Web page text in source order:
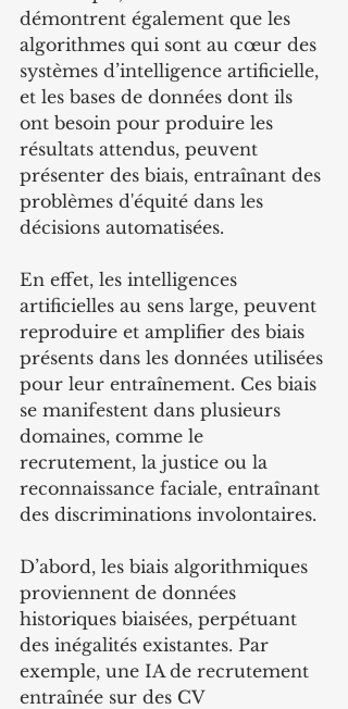
démontrent également que les
algorithmes qui sont au cœur des
systèmes d’intelligence artificielle,
et les bases de données dont ils
ont besoin pour produire les
résultats attendus, peuvent
présenter des biais, entraînant des
problèmes d'équité dans les
décisions automatisées.
En effet, les intelligences
artificielles au sens large, peuvent
reproduire et amplifier des biais
présents dans les données utilisées
pour leur entraînement. Ces biais
se manifestent dans plusieurs
domaines, comme le
recrutement, la justice ou la
reconnaissance faciale, entraînant
des discriminations involontaires.
D’abord, les biais algorithmiques
proviennent de données
historiques biaisées, perpétuant
des inégalités existantes. Par
exemple, une IA de recrutement
entraînée sur des CV